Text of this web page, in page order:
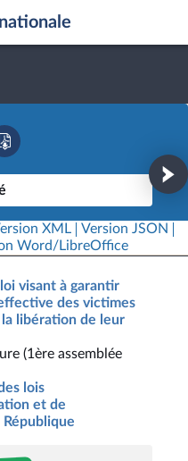
XML
Version JSON
Word/LibreOffice
visant à garantir
des victimes
libération de leur
(1ère assemblée
lois
et de